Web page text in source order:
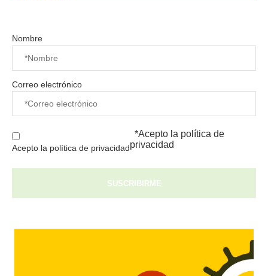
Nombre
Correo electrónico
Acepto la política de privacidad
*Acepto la política de
privacidad